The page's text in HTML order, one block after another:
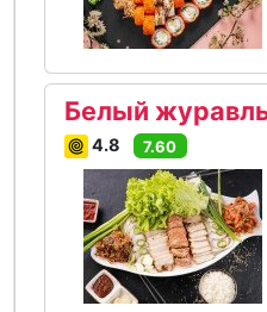
Белый
4.8 7.60